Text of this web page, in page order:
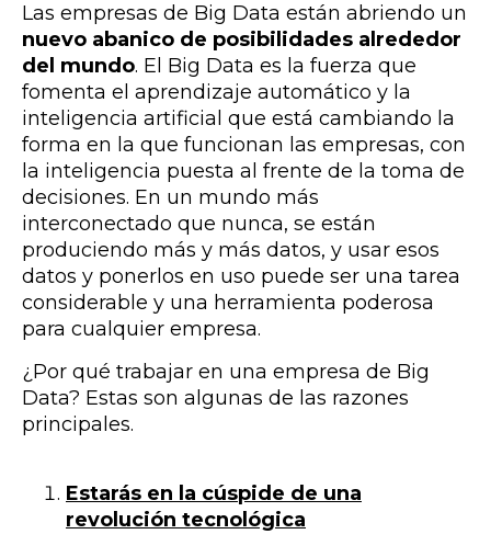
Las empresas de Big Data están abriendo un
nuevo abanico de posibilidades alrededor
del mundo. El Big Data es la fuerza que
fomenta el aprendizaje automático y la
inteligencia artificial que está cambiando la
forma en la que funcionan las empresas, con
la inteligencia puesta al frente de la toma de
decisiones. En un mundo más
interconectado que nunca, se están
produciendo más y más datos, y usar esos
datos y ponerlos en uso puede ser una tarea
considerable y una herramienta poderosa
para cualquier empresa.
¿Por qué trabajar en una empresa de Big
Data? Estas son algunas de las razones
principales.
Estarás en la cúspide de una
revolución tecnológica